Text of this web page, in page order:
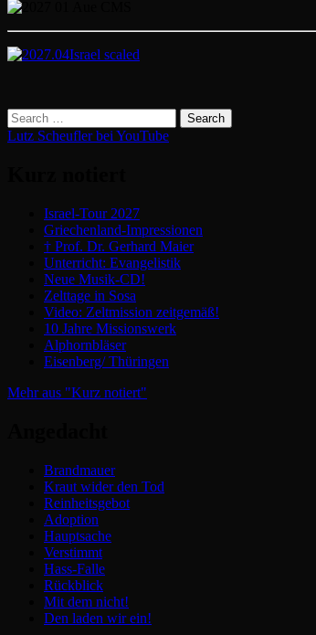
Lutz Scheufler bei YouTube
Israel-Tour 2027
Griechenland-Impressionen
† Prof. Dr. Gerhard Maier
Unterricht: Evangelistik
Neue Musik-CD!
Zelttage in Sosa
Video: Zeltmission zeitgemäß!
10 Jahre Missionswerk
Alphornbläser
Eisenberg/ Thüringen
Mehr aus "Kurz notiert"
Brandmauer
Kraut wider den Tod
Reinheitsgebot
Adoption
Hauptsache
Verstimmt
Hass-Falle
Rückblick
Mit dem nicht!
Den laden wir ein!